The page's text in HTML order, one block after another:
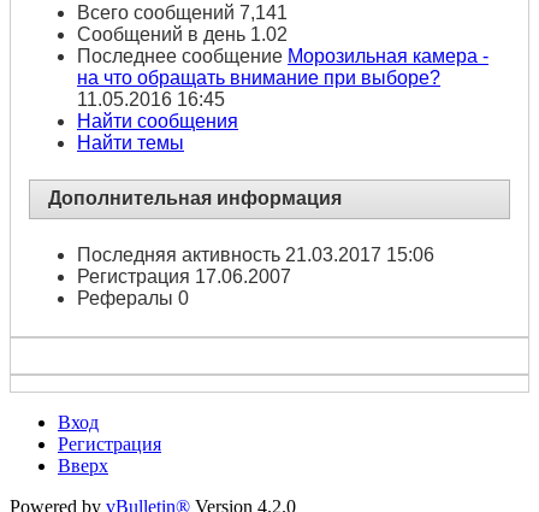
Всего сообщений 7,141
Сообщений в день 1.02
Последнее сообщение Морозильная камера -
на что обращать внимание при выборе?
11.05.2016 16:45
Найти сообщения
Найти темы
Дополнительная информация
Последняя активность 21.03.2017 15:06
Регистрация 17.06.2007
Рефералы 0
Вход
Регистрация
Вверх
Powered by vBulletin® Version 4.2.0